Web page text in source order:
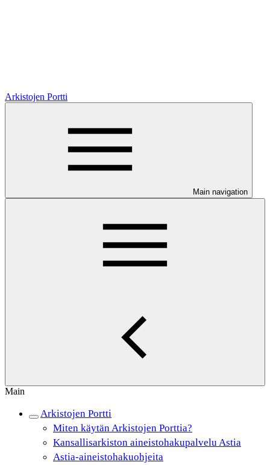
Arkistojen Portti
Main navigation
Main
Arkistojen Portti
Miten käytän Arkistojen Porttia?
Kansallisarkiston aineistohakupalvelu Astia
Astia-aineistohakuohjeita